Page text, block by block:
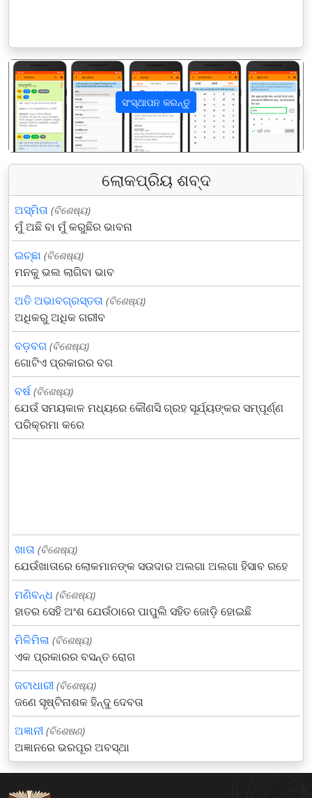
ସଂସ୍ଥାପନ କରନ୍ତୁ
पिछला अगला
ଲୋକପ୍ରିୟ ଶବ୍ଦ
ଅସ୍ମିତା (ବିଶେଷ୍ୟ)
ମୁଁ ଅଛି ବା ମୁଁ କରୁଛିର ଭାବନା
ଇଚ୍ଛା (ବିଶେଷ୍ୟ)
ମନକୁ ଭଲ ଲାଗିବା ଭାବ
ଅତି ଅଭାବଗ୍ରସ୍ତତା (ବିଶେଷ୍ୟ)
ଅଧିକରୁ ଅଧିକ ଗରୀବ
ବଡ଼ବଗ (ବିଶେଷ୍ୟ)
ଗୋଟିଏ ପ୍ରକାରର ବଗ
ବର୍ଷ (ବିଶେଷ୍ୟ)
ଯେଉଁ ସମୟକାଳ ମଧ୍ୟରେ କୌଣସି ଗ୍ରହ ସୂର୍ଯ୍ୟଙ୍କର ସମ୍ପୂର୍ଣ୍ଣ
ପରିକ୍ରମା କରେ
ଖାତା (ବିଶେଷ୍ୟ)
ଯେଉଁଖାତାରେ ଲୋକମାନଙ୍କ ସଉଦାର ଅଲଗା ଅଲଗା ହିସାବ ରହେ
ମଣିବନ୍ଧ (ବିଶେଷ୍ୟ)
ହାତର ସେହି ଅଂଶ ଯେଉଁଠାରେ ପାପୁଲି ସହିତ ଜୋଡ଼ି ହୋଇଛି
ମିଳିମିଳା (ବିଶେଷ୍ୟ)
ଏକ ପ୍ରକାରର ବସନ୍ତ ରୋଗ
ଜଟାଧାରୀ (ବିଶେଷ୍ୟ)
ଜଣେ ସୃଷ୍ଟିନାଶକ ହିନ୍ଦୁ ଦେବତା
ଅଜ୍ଞାନୀ (ବିଶେଷଣ)
ଅଜ୍ଞାନରେ ଭରପୂର ଅବସ୍ଥା